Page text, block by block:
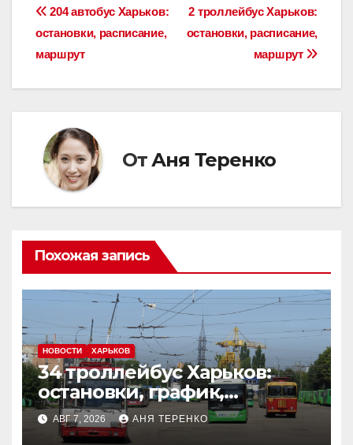
Навигация
по
записям
2 троллейбус Харьков:
остановки, расписание,
маршрут
204 автобус Харьков:
остановки, расписание,
маршрут
ОтАня Теренко
Похожая запись
НОВОСТИ ХАРЬКОВ
34 троллейбус Харьков:
остановки, график,
маршрут
АВГ 7, 2026 АНЯ ТЕРЕНКО